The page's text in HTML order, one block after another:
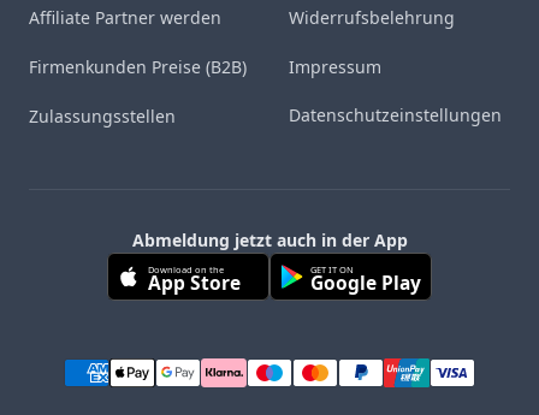
Affiliate Partner werden
Firmenkunden Preise (B2B)
Zulassungsstellen
Widerrufsbelehrung
Impressum
Datenschutzeinstellungen
Abmeldung jetzt auch in der App
Download on the
App Store GET IT ON
Google Play